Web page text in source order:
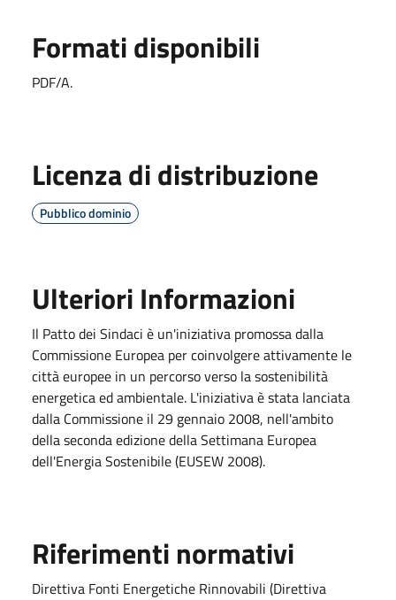
Formati disponibili
PDF/A.
Licenza di distribuzione
Pubblico dominio
Ulteriori Informazioni
Il Patto dei Sindaci è un'iniziativa promossa dalla
Commissione Europea per coinvolgere attivamente le
città europee in un percorso verso la sostenibilità
energetica ed ambientale. L'iniziativa è stata lanciata
dalla Commissione il 29 gennaio 2008, nell'ambito
della seconda edizione della Settimana Europea
dell'Energia Sostenibile (EUSEW 2008).
Riferimenti normativi
Direttiva Fonti Energetiche Rinnovabili (Direttiva